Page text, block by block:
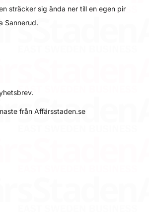
sträcker sig ända ner till en egen pir
Sannerud.
från Affärsstaden.se